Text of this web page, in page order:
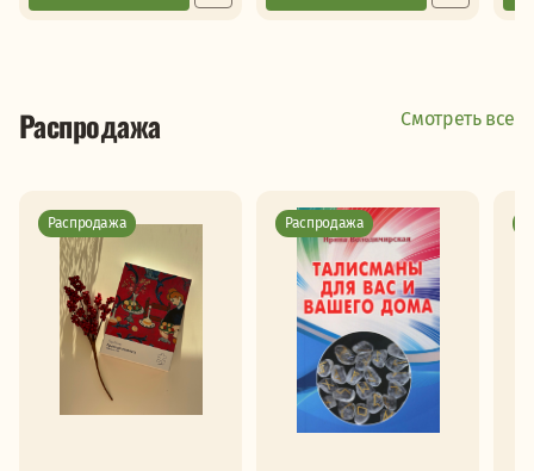
Распродажа Смотреть все
Распродажа Распродажа